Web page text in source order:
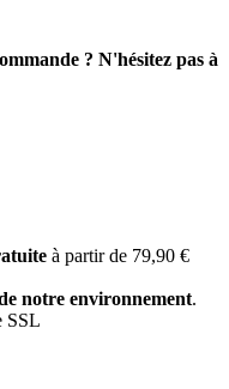
? N'hésitez pas à
à partir de 79,90 €
notre environnement.
SSL